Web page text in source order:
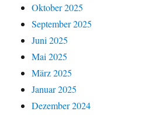
Oktober 2025
September 2025
Juni 2025
Mai 2025
März 2025
Januar 2025
Dezember 2024